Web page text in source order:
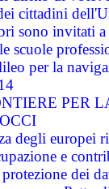
cittadini
sono invitati
scuole
per la
PER
degli europei
e
dei